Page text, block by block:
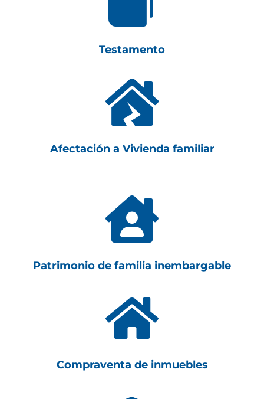
Testamento

Afectación a Vivienda familiar

Patrimonio de familia inembargable

Compraventa de inmuebles